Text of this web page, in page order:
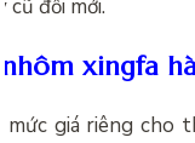
cũ đổi mới.
xingfa
giá riêng cho